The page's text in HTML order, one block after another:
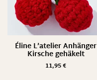
Éline L’atelier Anhänger
Kirsche gehäkelt
11,95€